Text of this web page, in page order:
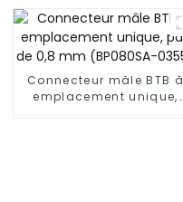
pas de 0,5 mm (BS050RA
- 0540 - T)
Connecteur mâle BTB à
emplacement unique,